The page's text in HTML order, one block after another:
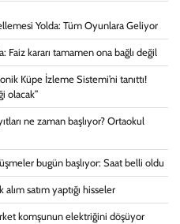
Yolda: Tüm Oyunlara Geliyor
Faiz kararı tamamen ona bağlı değil
Küpe İzleme Sistemi’ni tanıttı!
olacak”
ne zaman başlıyor? Ortaokul
bugün başlıyor: Saat belli oldu
alım satım yaptığı hisseler
komşunun elektriğini döşüyor